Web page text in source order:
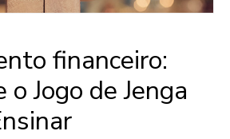
financeiro:
o Jogo de Jenga